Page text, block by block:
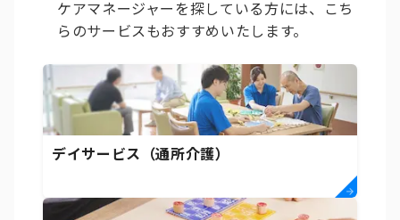
ケアマネージャーを探している方には、こち
らのサービスもおすすめいたします。
デイサービス（通所介護）